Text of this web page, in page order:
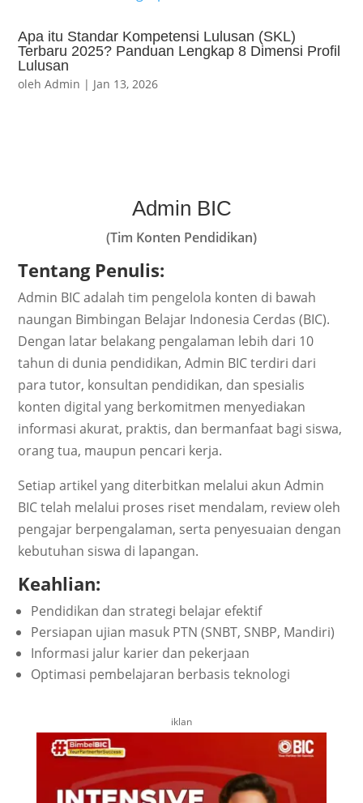
Apa itu Standar Kompetensi Lulusan (SKL)
Terbaru 2025? Panduan Lengkap 8 Dimensi Profil
Lulusan
olehAdmin | Jan 13, 2026
Admin BIC
(Tim Konten Pendidikan)
Tentang Penulis:
Admin BIC adalah tim pengelola konten di bawah
naungan Bimbingan Belajar Indonesia Cerdas (BIC).
Dengan latar belakang pengalaman lebih dari 10
tahun di dunia pendidikan, Admin BIC terdiri dari
para tutor, konsultan pendidikan, dan spesialis
konten digital yang berkomitmen menyediakan
informasi akurat, praktis, dan bermanfaat bagi siswa,
orang tua, maupun pencari kerja.
Setiap artikel yang diterbitkan melalui akun Admin
BIC telah melalui proses riset mendalam, review oleh
pengajar berpengalaman, serta penyesuaian dengan
kebutuhan siswa di lapangan.
Keahlian:
Pendidikan dan strategi belajar efektif
Persiapan ujian masuk PTN (SNBT, SNBP, Mandiri)
Informasi jalur karier dan pekerjaan
Optimasi pembelajaran berbasis teknologi
iklan